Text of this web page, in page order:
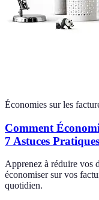
Économies sur les
Comment
7 Astuces Pratiques
Apprenez à réduire vos
économiser sur vos
quotidien.